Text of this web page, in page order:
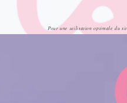
Pour une utilisation optimale du